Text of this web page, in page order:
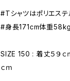
#Tシャツはポリエス
#身長171cm体重
SIZE 150 : 着丈５９
ｃｍ